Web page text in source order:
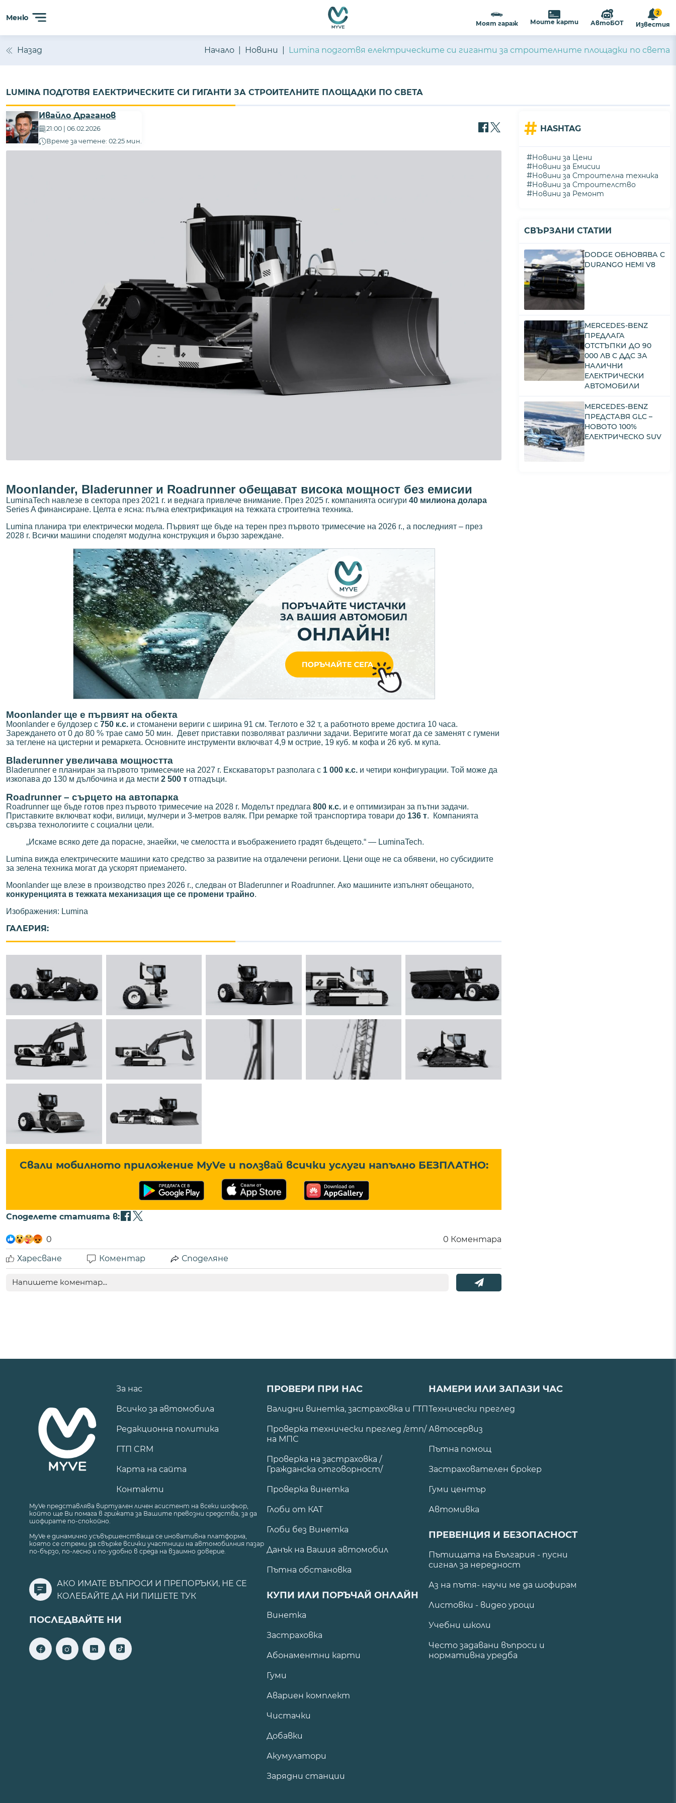
Меню
Моят гараж Моите карти АвтоБОТ
2
Известия
Назад Начало Новини Lumina подготвя електрическите си гиганти за строителните площадки по света
LUMINA ПОДГОТВЯ ЕЛЕКТРИЧЕСКИТЕ СИ ГИГАНТИ ЗА СТРОИТЕЛНИТЕ ПЛОЩАДКИ ПО СВЕТА
Ивайло Драганов
21:00 | 06.02.2026
Време за четене: 02:25 мин.
Moonlander, Bladerunner и Roadrunner обещават висока мощност без емисии
LuminaTech навлезе в сектора през 2021 г. и веднага привлече внимание. През 2025 г. компанията осигури 40 милиона долара
Series A финансиране. Целта е ясна: пълна електрификация на тежката строителна техника.
Lumina планира три електрически модела. Първият ще бъде на терен през първото тримесечие на 2026 г., а последният – през
2028 г. Всички машини споделят модулна конструкция и бързо зареждане.
Moonlander ще е първият на обекта
Moonlander е булдозер с 750 к.с. и стоманени вериги с ширина 91 см. Теглото е 32 т, а работното време достига 10 часа.
Зареждането от 0 до 80 % трае само 50 мин. Девет приставки позволяват различни задачи. Веригите могат да се заменят с гумени
за теглене на цистерни и ремаркета. Основните инструменти включват 4,9 м острие, 19 куб. м кофа и 26 куб. м купа.
Bladerunner увеличава мощността
Bladerunner е планиран за първото тримесечие на 2027 г. Екскаваторът разполага с 1 000 к.с. и четири конфигурации. Той може да
изкопава до 130 м дълбочина и да мести 2 500 т отпадъци.
Roadrunner – сърцето на автопарка
Roadrunner ще бъде готов през първото тримесечие на 2028 г. Моделът предлага 800 к.с. и е оптимизиран за пътни задачи.
Приставките включват кофи, вилици, мулчери и 3-метров валяк. При ремарке той транспортира товари до 136 т.
Компанията
свързва технологиите с социални цели.
„Искаме всяко дете да порасне, знаейки, че смелостта и въображението градят бъдещето.“ — LuminaTech.
Lumina вижда електрическите машини като средство за развитие на отдалечени региони. Цени още не са обявени, но субсидиите
за зелена техника могат да ускорят приемането.
Moonlander ще влезе в производство през 2026 г., следван от Bladerunner и Roadrunner. Ако машините изпълнят обещаното,
конкуренцията в тежката механизация ще се промени трайно.
Изображения: Lumina
ГАЛЕРИЯ:
Свали мобилното приложение MyVe и ползвай всички услуги напълно БЕЗПЛАТНО:
Споделете статията в:
0 0 Коментара
Харесване
Коментар Споделяне
# HASHTAG
#Новини за Цени
#Новини за Емисии
#Новини за Строителна техника
#Новини за Строителство
#Новини за Ремонт
СВЪРЗАНИ СТАТИИ
DODGE ОБНОВЯВА С
DURANGO HEMI V8
MERCEDES-BENZ
ПРЕДЛАГА
ОТСТЪПКИ ДО 90
000 ЛВ С ДДС ЗА
НАЛИЧНИ
ЕЛЕКТРИЧЕСКИ
АВТОМОБИЛИ
MERCEDES-BENZ
ПРЕДСТАВЯ GLC –
НОВОТО 100%
ЕЛЕКТРИЧЕСКО SUV
За нас
Всичко за автомобила
Редакционна политика
ГТП CRM
Карта на сайта
Контакти
MyVe представлява виртуален личен асистент на всеки шофьор,
който ще Ви помага в грижата за Вашите превозни средства, за да
шофирате по-спокойно.
MyVe е динамично усъвършенстваща се иновативна платформа,
която се стреми да свърже всички участници на автомобилния пазар
по-бързо, по-лесно и по-удобно в среда на взаимно доверие.
АКО ИМАТЕ ВЪПРОСИ И ПРЕПОРЪКИ, НЕ СЕ
КОЛЕБАЙТЕ ДА НИ ПИШЕТЕ ТУК
ПОСЛЕДВАЙТЕ НИ
ПРОВЕРИ ПРИ НАС
Валидни винетка, застраховка и ГТП
Проверка технически преглед /гтп/
на МПС
Проверка на застраховка /
Гражданска отговорност/
Проверка винетка
Глоби от КАТ
Глоби без Винетка
Данък на Вашия автомобил
Пътна обстановка
КУПИ ИЛИ ПОРЪЧАЙ ОНЛАЙН
Винетка
Застраховка
Абонаментни карти
Гуми
Авариен комплект
Чистачки
Добавки
Акумулатори
Зарядни станции
НАМЕРИ ИЛИ ЗАПАЗИ ЧАС
Технически преглед
Автосервиз
Пътна помощ
Застрахователен брокер
Гуми център
Автомивка
ПРЕВЕНЦИЯ И БЕЗОПАСНОСТ
Пътищата на България - пусни
сигнал за нередност
Аз на пътя- научи ме да шофирам
Листовки - видео уроци
Учебни школи
Често задавани въпроси и
нормативна уредба